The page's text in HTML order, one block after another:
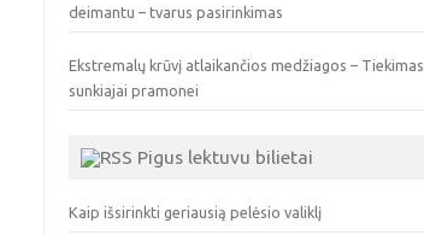
deimantu – tvarus pasirinkimas
Ekstremalų krūvį atlaikančios medžiagos – Tiekimas
sunkiajai pramonei
Pigus lektuvu bilietai
Kaip išsirinkti geriausią pelėsio valiklį